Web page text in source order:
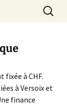
à CHF.
à Versoix et
finance